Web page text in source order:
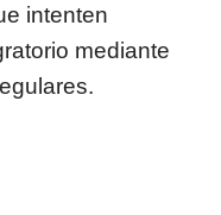
intenten
mediante